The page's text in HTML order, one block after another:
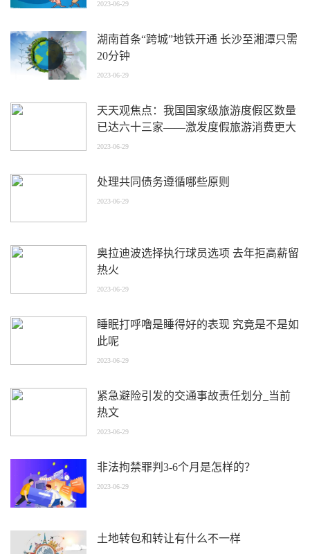
2023-06-29
湖南首条“跨城”地铁开通 长沙至湘潭只需
20分钟
2023-06-29
天天观焦点：我国国家级旅游度假区数量
已达六十三家——激发度假旅游消费更大
潜力
2023-06-29
处理共同债务遵循哪些原则
2023-06-29
奥拉迪波选择执行球员选项 去年拒高薪留
热火
2023-06-29
睡眠打呼噜是睡得好的表现 究竟是不是如
此呢
2023-06-29
紧急避险引发的交通事故责任划分_当前
热文
2023-06-29
非法拘禁罪判3-6个月是怎样的？
2023-06-29
土地转包和转让有什么不一样